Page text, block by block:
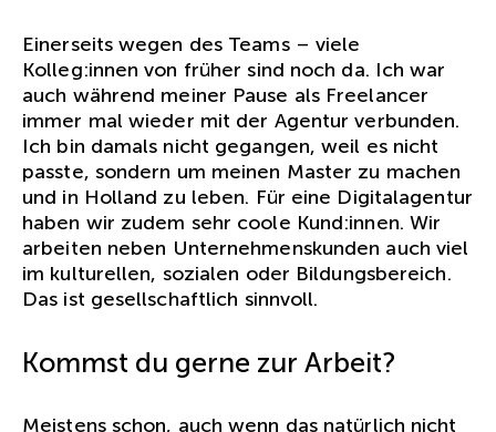
Einerseits wegen des Teams – viele
Kolleg:innen von früher sind noch da. Ich war
auch während meiner Pause als Freelancer
immer mal wieder mit der Agentur verbunden.
Ich bin damals nicht gegangen, weil es nicht
passte, sondern um meinen Master zu machen
und in Holland zu leben. Für eine Digitalagentur
haben wir zudem sehr coole Kund:innen. Wir
arbeiten neben Unternehmenskunden auch viel
im kulturellen, sozialen oder Bildungsbereich.
Das ist gesellschaftlich sinnvoll.
Kommst du gerne zur Arbeit?
Meistens schon, auch wenn das natürlich nicht